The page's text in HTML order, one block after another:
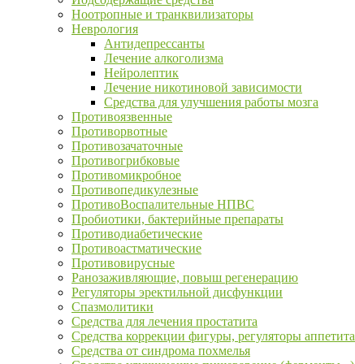
Ноотропные и транквилизаторы
Неврология
Антидепрессанты
Лечение алкоголизма
Нейролептик
Лечение никотиновой зависимости
Средства для улучшения работы мозга
Противоязвенные
Противорвотные
Противозачаточные
Противогрибковые
Противомикробное
Противопедикулезные
ПротивоВоспалительные НПВС
Пробиотики, бактерийные препараты
Противодиабетические
Противоастматические
Противовирусные
Ранозаживляющие, повыш регенерацию
Регуляторы эректильной дисфункции
Спазмолитики
Средства для лечения простатита
Средства коррекции фигуры, регуляторы аппетита
Средства от синдрома похмелья